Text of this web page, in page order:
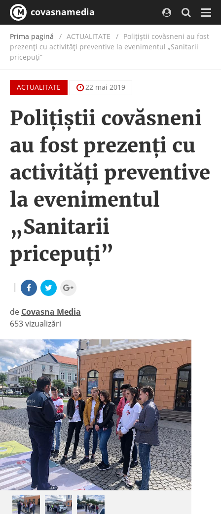
covasnamedia
Prima pagină ACTUALITATE / Polițiștii covăsneni au fost
prezenți cu activități preventive la evenimentul „Sanitarii
pricepuți”
ACTUALITATE 22 mai 2019
Polițiștii covăsneni
au fost prezenți cu
activități preventive
la evenimentul
„Sanitarii
pricepuți”
|
de Covasna Media
|
653 vizualizări